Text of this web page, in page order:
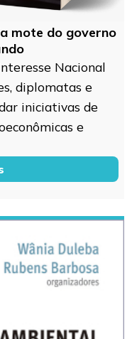
mote do governo
Nacional
diplomatas e
iniciativas de
e